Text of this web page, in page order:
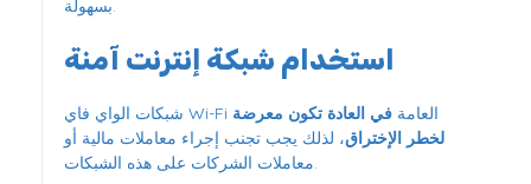
بسهولة.
استخدام شبكة إنترنت آمنة
شبكات الواي فاي Wi-Fi العامةفي العادة تكون معرضة
لخطر الإختراق، لذلك يجب تجنب إجراء معاملات مالية أو
معاملات الشركات على هذه الشبكات.